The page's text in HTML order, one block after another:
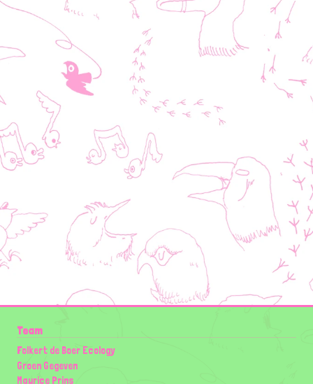
Team
Folkert de Boer Ecology
Groen Gegeven
Maurice Prins